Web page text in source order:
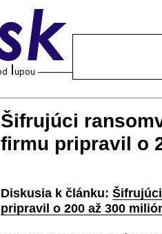
Šifrujúci
firmu pripravil o
Diskusia k článku:
pripravil o 200 až 300